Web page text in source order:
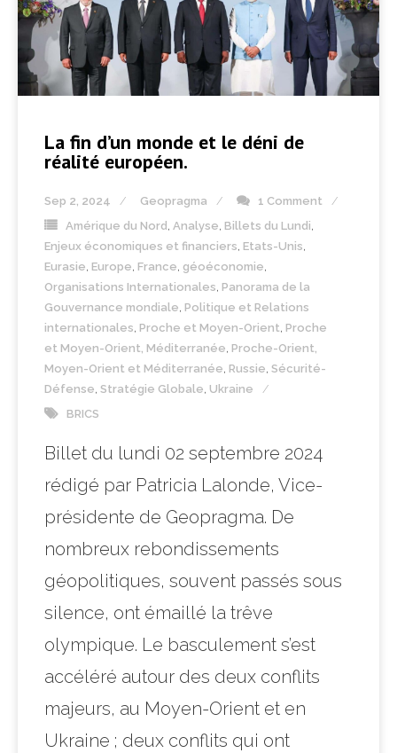
La fin d’un monde et le déni de
réalité européen.
Sep 2, 2024 Geopragma
1 Comment
Amérique du Nord , Analyse, Billets du Lundi,
Enjeux économiques et financiers, Etats-Unis,
Eurasie, Europe, France, géoéconomie,
Organisations Internationales, Panorama de la
Gouvernance mondiale, Politique et Relations
internationales, Proche et Moyen-Orient, Proche
et Moyen-Orient, Méditerranée, Proche-Orient,
Moyen-Orient et Méditerranée, Russie, Sécurité-
Défense, Stratégie Globale, Ukraine
BRICS
Billet du lundi 02 septembre 2024
rédigé par Patricia Lalonde, Vice-
présidente de Geopragma. De
nombreux rebondissements
géopolitiques, souvent passés sous
silence, ont émaillé la trêve
olympique. Le basculement s’est
accéléré autour des deux conflits
majeurs, au Moyen-Orient et en
Ukraine ; deux conflits qui ont